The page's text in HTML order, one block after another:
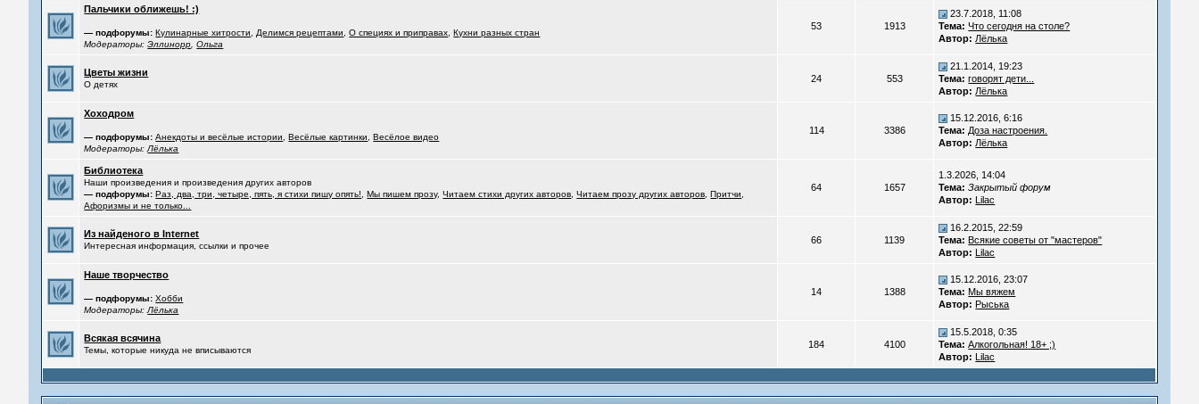
Пальчики оближешь! :)
— подфорумы: Кулинарные хитрости Делимся рецептами ,О специях и приправах ,Кухни разных стран
Модераторы:Эллинорр ,Ольга
53 1913
23.7.2018, 11:08
Тема: Что сегодня на столе?
Автор: Лёлька
Цветы жизни
О детях
24 553
21.1.2014, 19:23
Тема: говорят дети...
Автор: Лёлька
Хоходром
— подфорумы: Анекдоты и весёлые истории ,Весёлые картинки ,Весёлое видео
Модераторы:Лёлька
114 3386
15.12.2016, 6:16
Тема: Доза настроения.
Автор: Лёлька
Библиотека
Наши произведения и произведения других авторов
— подфорумы: Раз, два, три, четыре, пять, я стихи пишу опять! ,Мы пишем прозу,Читаем стихи других авторов ,Читаем прозу других авторов ,Притчи
Афоризмы и не только...
64 1657
1.3.2026, 14:04
Тема: Закрытый форум
Автор: Lilac
Из найденого в Internet
Интересная информация, ссылки и прочее
66 1139
16.2.2015, 22:59
Тема: Всякие советы от "мастеров"
Автор: Lilac
Наше творчество
— подфорумы: Хобби
Модераторы:Лёлька
14 1388
15.12.2016, 23:07
Тема: Мы вяжем
Автор: Рыська
Всякая всячина
Темы, которые никуда не вписываются
184 4100
15.5.2018, 0:35
Тема: Алкогольная! 18+ ;)
Автор: Lilac